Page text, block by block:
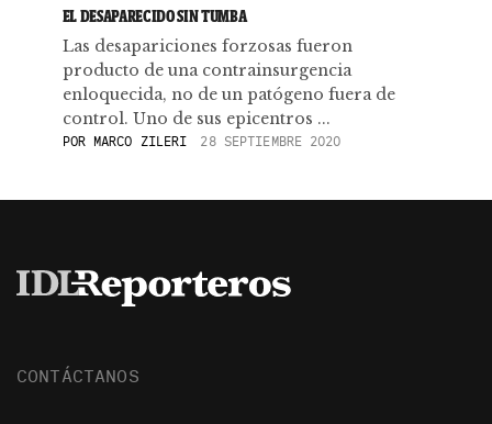
EL DESAPARECIDO SIN TUMBA
Las desapariciones forzosas fueron
producto de una contrainsurgencia
enloquecida, no de un patógeno fuera de
control. Uno de sus epicentros ...
PORMARCO ZILERI 28 SEPTIEMBRE 2020
CONTÁCTANOS